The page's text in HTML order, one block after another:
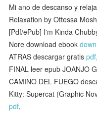
Mi ano de descanso y
Relaxation by Ottessa
[Pdf/ePub] I'm Kinda
Nore download ebook
ATRAS descargar gratispdf
FINAL leer epub JOANJO
CAMINO DEL FUEGO
Kitty: Supercat (Graphic
pdf,